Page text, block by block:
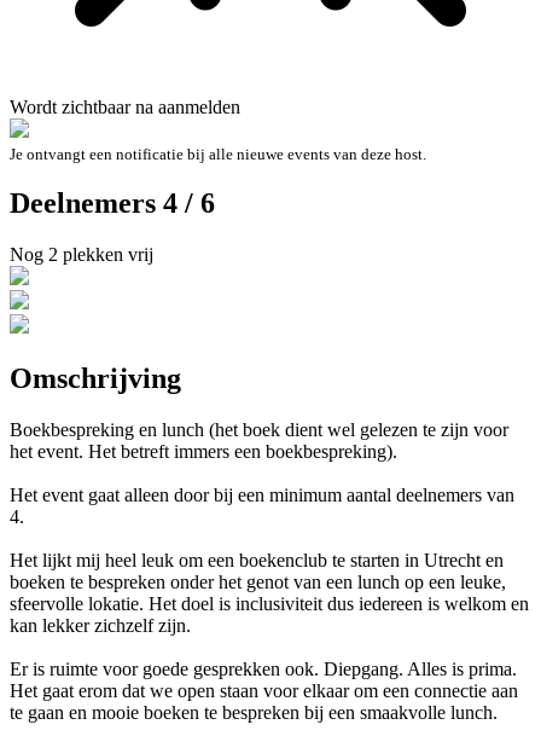
Wordt zichtbaar na aanmelden
Je ontvangt een notificatie bij alle nieuwe events van deze host.
Deelnemers 4 / 6
Nog 2 plekken vrij
Omschrijving
Boekbespreking en lunch (het boek dient wel gelezen te zijn voor
het event. Het betreft immers een boekbespreking).
Het event gaat alleen door bij een minimum aantal deelnemers van
4.
Het lijkt mij heel leuk om een boekenclub te starten in Utrecht en
boeken te bespreken onder het genot van een lunch op een leuke,
sfeervolle lokatie. Het doel is inclusiviteit dus iedereen is welkom en
kan lekker zichzelf zijn.
Er is ruimte voor goede gesprekken ook. Diepgang. Alles is prima.
Het gaat erom dat we open staan voor elkaar om een connectie aan
te gaan en mooie boeken te bespreken bij een smaakvolle lunch.